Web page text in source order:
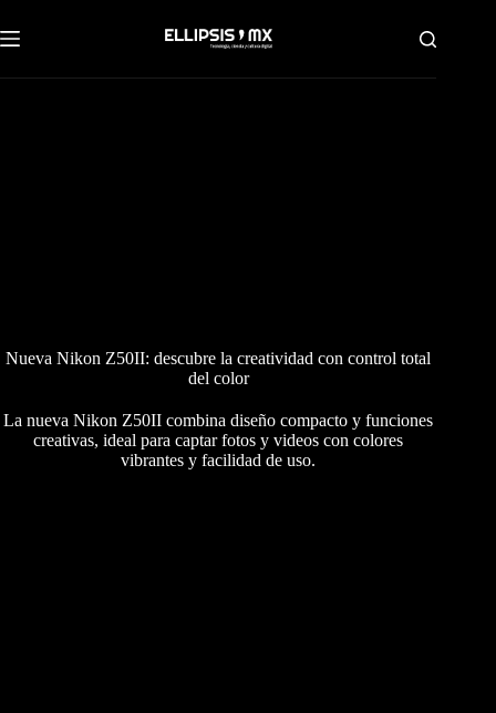
al
contenido
Nueva Nikon Z50II: descubre la creatividad con control total
del color
La nueva Nikon Z50II combina diseño compacto y funciones
creativas, ideal para captar fotos y videos con colores
vibrantes y facilidad de uso.